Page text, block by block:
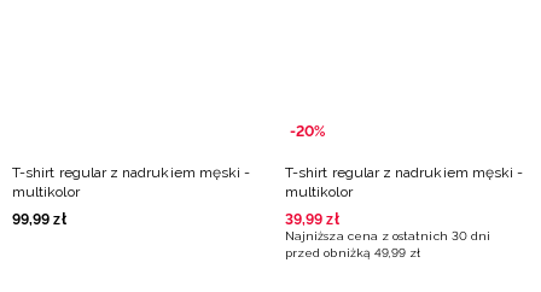
T-shirt regular z nadrukiem męski -
multikolor
99,99 zł
-20%
T-shirt regular z nadrukiem męski -
multikolor
39,99 zł
Najniższa cena z ostatnich 30 dni
przed obniżką 49,99 zł